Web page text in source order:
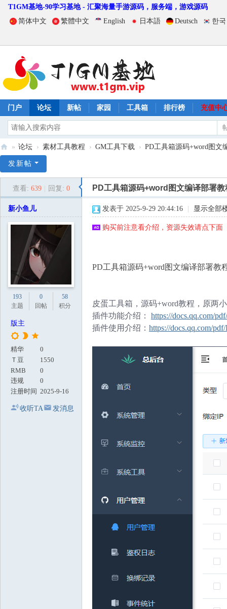
T1GM基地-90学习基地 - 汇聚海量手游源码，服务端，游戏源码
简体中文
繁體中文 English 日本語 Deutsch 한
门户 论坛 新帖 家园 工具箱 排行榜 充值中
1
» 论坛 › 素材工具教程 › GM工具下载 › PD工具箱源码+word图文
发新帖
查看: 639 回复: 0 PD工具箱源码+word图文编译部署教
新小鱼儿
193
主题
0
回帖
58
积分
版主
精华
0
Ｔ豆
1550
RMB
0
违规
0
注册时间 2025-9-16
收听TA 发消息
发表于 2025-9-29 20:44:16 显示全部
购买前注意看介绍，资源失效请点下
PD工具箱源码+word图文编译部署教
皮蛋工具箱，源码+word教程，原两
插件功能介绍： https://docs.qq.com/
插件使用介绍： https://docs.qq.com/